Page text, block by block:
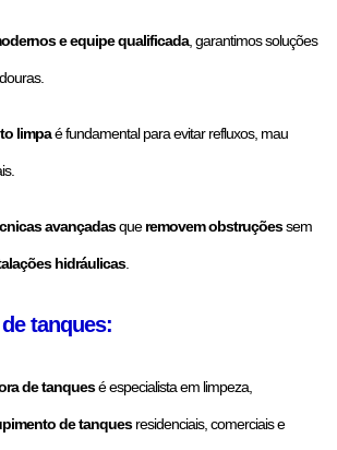
e equipe qualificada, garantimos soluções
limpaé fundamental para evitar refluxos, mau
avançadasqueremovem obstruçõessem
hidráulicas.
tanques:
de tanquesé especialista em limpeza,
de tanquesresidenciais, comerciais e